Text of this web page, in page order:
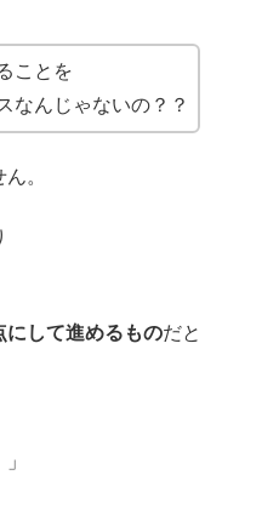
ことを
なんじゃないの？？
。
にして進めるものだと